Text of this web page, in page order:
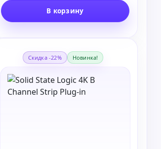
В корзину
Скидка -22% Новинка!